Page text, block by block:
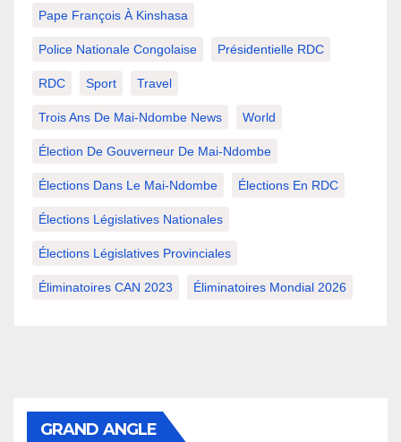
Pape François À Kinshasa
Police Nationale Congolaise Présidentielle RDC
RDC Sport Travel
Trois Ans De Mai-Ndombe News World
Élection De Gouverneur De Mai-Ndombe
Élections Dans Le Mai-Ndombe Élections En RDC
Élections Législatives Nationales
Élections Législatives Provinciales
Éliminatoires CAN 2023 Éliminatoires Mondial 2026
GRAND ANGLE